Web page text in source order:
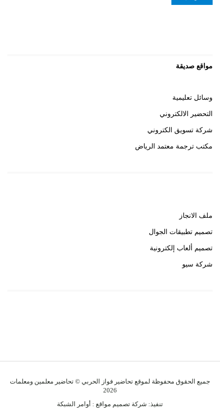
مواقع صديقة
وسائل تعليمية
التحضير الالكتروني
شركة تسويق الكتروني
مكتب ترجمة معتمد الرياض
ملف الانجاز
تصميم تطبيقات الجوال
تصميم ألعاب إلكترونية
شركة سيو
جميع الحقوق محفوظة لموقع تحاضير فواز الحربي © تحاضير معلمين ومعلمات
2026
تنفيذ: شركة تصميم مواقع : أوامر الشبكة